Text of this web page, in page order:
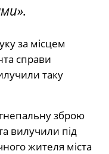
за місцем
справи
таку
зброю
вилучили під
жителя міста